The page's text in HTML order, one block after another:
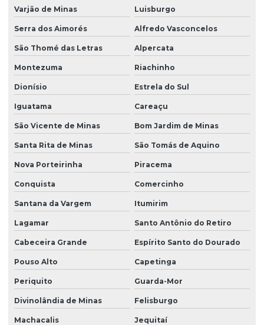
Varjão de Minas Luisburgo
Serra dos Aimorés Alfredo Vasconcelos
São Thomé das Letras Alpercata
Montezuma Riachinho
Dionísio Estrela do Sul
Iguatama Careaçu
São Vicente de Minas Bom Jardim de Minas
Santa Rita de Minas São Tomás de Aquino
Nova Porteirinha Piracema
Conquista Comercinho
Santana da Vargem Itumirim
Lagamar Santo Antônio do Retiro
Cabeceira Grande Espírito Santo do Dourado
Pouso Alto Capetinga
Periquito Guarda-Mor
Divinolândia de Minas Felisburgo
Machacalis Jequitaí